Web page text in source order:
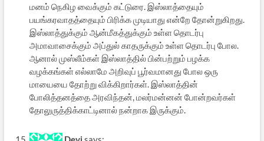
மனம் நெகிழ வைக்கும் கட்டுரை. இஸ்லாத்தையும்
பயங்கரவாதத்தையும் பிரிக்க முடியாது என்றே தோன்றுகிறது.
இஸ்லாத்துக்கும் ஆன்மீகத்துக்கும் உள்ள தொடர்பு
அமாவாசைக்கும் அப்துல் காதருக்கும் உள்ள தொடர்பு போல.
ஆனால் முஸ்லீம்கள் இஸ்லாத்தில் பின்பற்றும் பழக்க
வழக்கங்கள் எல்லாமே அறிவுப் பூர்வமானது போல ஒரு
மாயையை தோற்று விக்கிறார்கள். இஸ்லாத்தின்
போலித்தனத்தை அரவிந்தன், மலர்மன்னன் போன்றவர்கள்
தோலுருத்திக்காட்டினால் நன்றாக இருக்கும்.